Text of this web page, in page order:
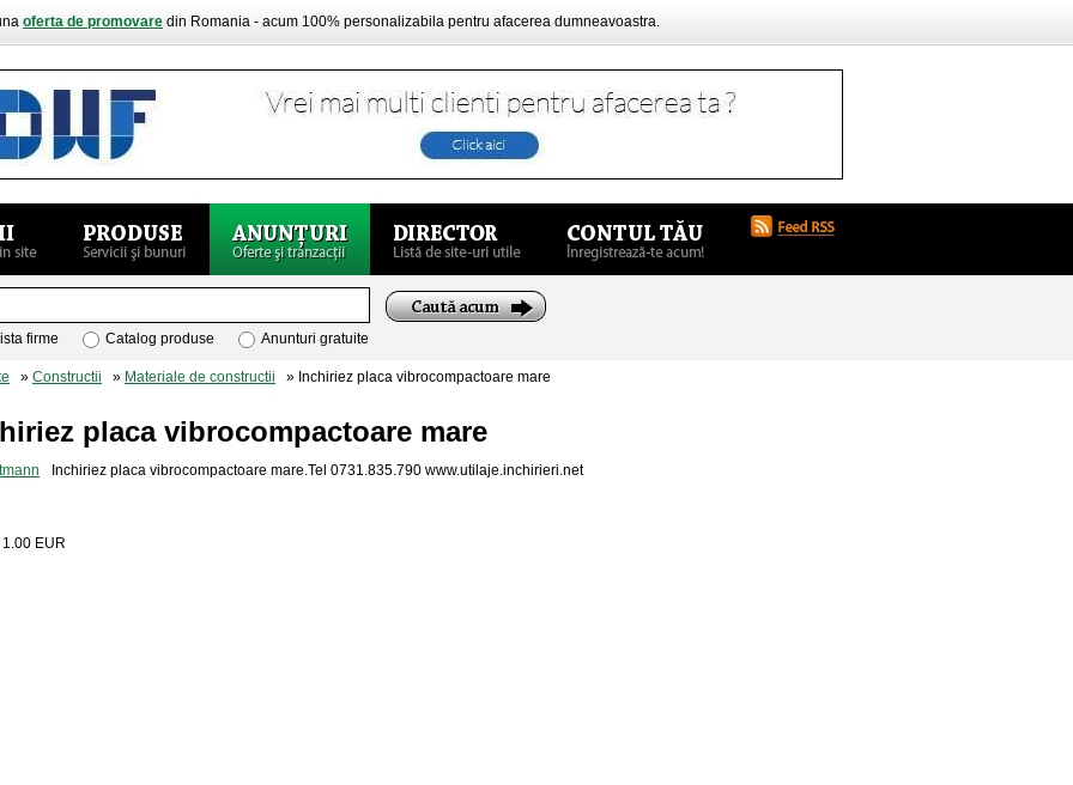
oferta de promovare din Romania - acum 100% personalizabila pentru afacerea dumneavoastra.
firme Catalog produse Anunturi gratuite
» Constructii » Materiale de constructii » Inchiriez placa vibrocompactoare mare
placa vibrocompactoare mare
Inchiriez placa vibrocompactoare mare.Tel 0731.835.790 www.utilaje.inchirieri.net
1.00 EUR